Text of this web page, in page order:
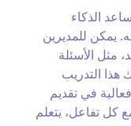
الذكاء
يمكن للمديرين
مثل الأسئلة
هذا التدريب
في تقديم
كل تفاعل، يتعلم